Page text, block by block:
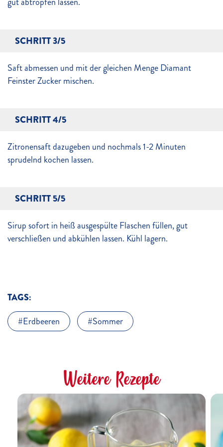
SCHRITT 3/5
Saft abmessen und mit der gleichen Menge Diamant
Feinster Zucker mischen.
SCHRITT 4/5
Zitronensaft dazugeben und nochmals 1-2 Minuten
sprudelnd kochen lassen.
SCHRITT 5/5
Sirup sofort in heiß ausgespülte Flaschen füllen, gut
verschließen und abkühlen lassen. Kühl lagern.
TAGS:
Erdbeeren
Sommer
Weitere Rezepte